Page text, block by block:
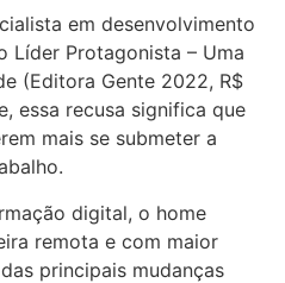
em desenvolvimento
Líder Protagonista – Uma
(Editora Gente 2022, R$
essa recusa significa que
mais se submeter a
digital, o home
remota e com maior
principais mudanças